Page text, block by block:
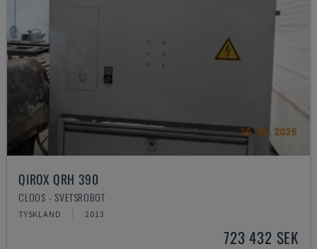
QIROX QRH 390
CLOOS - SVETSROBOT
TYSKLAND 2013
723 432 SEK